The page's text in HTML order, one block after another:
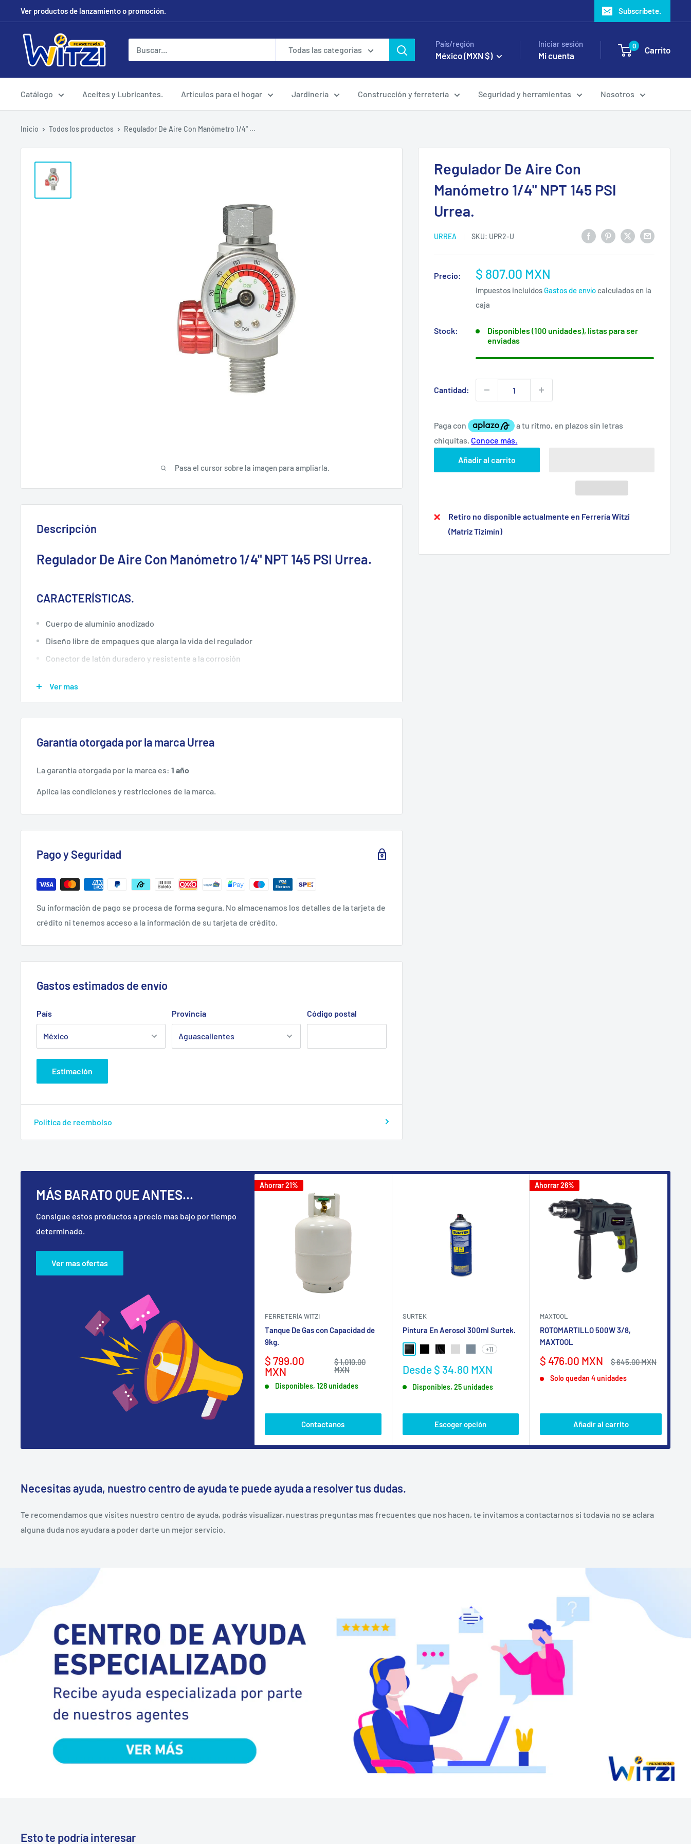
directamente
contenido
Ver productos de lanzamiento o promoción. Subscríbete.
FERRETERÍA
WITZI
Todas las categorias
País/región
México (MXN $)
Iniciar sesión
Mi cuenta
0 Carrito
Catálogo Aceites y Lubricantes. Artículos para el hogar Jardinería Construcción y ferretería Seguridad y herramientas Nosotros
Inicio Todos los productos Regulador De Aire Con Manómetro 1/4" ...
Pasa el cursor sobre la imagen para ampliarla.
Regulador De Aire Con
Manómetro 1/4" NPT 145 PSI
Urrea.
URREA SKU: UPR2-U
Precio:
Precio
de
venta
$ 807.00 MXN
Impuestos incluidos Gastos de envío calculados en la
caja
Stock:
Disponibles (100 unidades), listas para ser
enviadas
Cantidad:
Añadir al carrito
Retiro no disponible actualmente en Ferrería Witzi
(Matriz Tizimín)
Descripción
Regulador De Aire Con Manómetro 1/4" NPT 145 PSI Urrea.
CARACTERÍSTICAS.
Cuerpo de aluminio anodizado
Diseño libre de empaques que alarga la vida del regulador
Conector de latón duradero y resistente a la corrosión
Material: Aluminio Anodizado
Rango De Presión: 140 Psi
Tipo De Conector: Macho/Hembra
FICHA TÉCNICA.
Disponible solo en Tienda en linea.
Ver mas
Garantía otorgada por la marca Urrea
La garantía otorgada por la marca es: 1 año
Aplica las condiciones y restricciones de la marca.
Pago y Seguridad
Su información de pago se procesa de forma segura. No almacenamos los detalles de la tarjeta de
crédito ni tenemos acceso a la información de su tarjeta de crédito.
Gastos estimados de envío
País Provincia Código postal
Estimación
Política de reembolso
MÁS BARATO QUE ANTES...
Consigue estos productos a precio mas bajo por tiempo
determinado.
Ver mas ofertas
Ahorrar 21%
FERRETERÍA WITZI
Tanque De Gas con Capacidad de
9kg.
Precio
de
venta
$ 799.00
MXN
Precio
habitual
$ 1,010.00
MXN
Disponibles, 128 unidades
Contactanos
SURTEK
Pintura En Aerosol 300ml Surtek.
NEGRO BRILLANTE
NEGRO MATE
NEGRO SATINADO
GRIS CLARO
GRIS MAQUINARIA
+11
Precio
venta
Desde $ 34.80 MXN
Disponibles, 25 unidades
Escoger opción
Ahorrar 26%
MAXTOOL
ROTOMARTILLO 500W 3/8,
MAXTOOL
Precio
venta
$ 476.00 MXN
Precio
$ 645.00 MXN
Solo quedan 4 unidades
Añadir al carrito
Necesitas ayuda, nuestro centro de ayuda te puede ayuda a resolver tus dudas.
Te recomendamos que visites nuestro centro de ayuda, podrás visualizar, nuestras preguntas mas frecuentes que nos hacen, te invitamos a contactarnos si todavía no se aclara
alguna duda nos ayudara a poder darte un mejor servicio.
Esto te podría interesar